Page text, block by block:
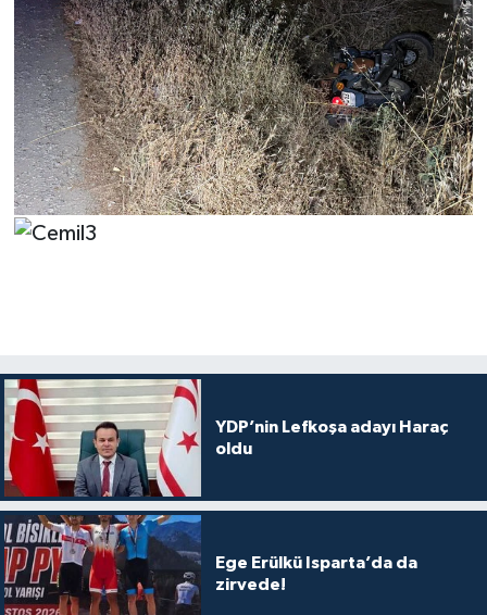
YDP’nin Lefkoşa adayı Haraç
oldu
Ege Erülkü Isparta’da da
zirvede!